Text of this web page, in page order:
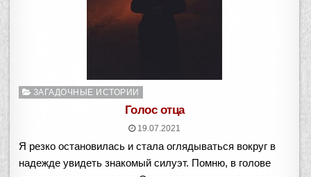
Опубликовано
ЗАГАДОЧНЫЕ ИСТОРИИ
Голос отца
19.07.2021
Я резко остановилась и стала оглядываться вокруг в
надежде увидеть знакомый силуэт. Помню, в голове